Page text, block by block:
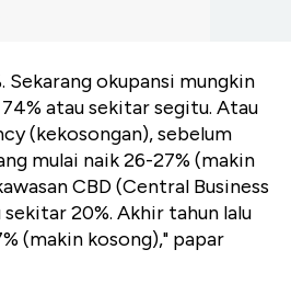
Sekarang okupansi mungkin
atau sekitar segitu. Atau
(kekosongan), sebelum
mulai naik 26-27% (makin
CBD (Central Business
20%. Akhir tahun lalu
(makin kosong)," papar